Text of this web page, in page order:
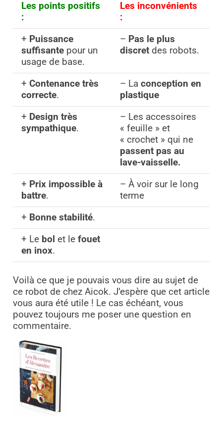
Les points positifs
:
Les inconvénients
:
+ Puissance
suffisantepour un
usage de base.
– Pas le plus
discretdes robots.
+ Contenance très
correcte.
– La conception en
plastique
+ Design très
sympathique.
– Les accessoires
« feuille » et
« crochet » qui ne
passent pas au
lave-vaisselle.
+ Prix impossible à
battre.
– À voir sur le long
terme
+ Bonne stabilité.
+ Le bol et le fouet
en inox.
Voilà ce que je pouvais vous dire au sujet de
ce robot de chez Aicok. J’espère que cet article
vous aura été utile ! Le cas échéant, vous
pouvez toujours me poser une question en
commentaire.